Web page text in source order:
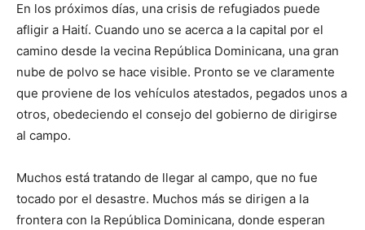
En los próximos días, una crisis de refugiados puede
afligir a Haití. Cuando uno se acerca a la capital por el
camino desde la vecina República Dominicana, una gran
nube de polvo se hace visible. Pronto se ve claramente
que proviene de los vehículos atestados, pegados unos a
otros, obedeciendo el consejo del gobierno de dirigirse
al campo.
Muchos está tratando de llegar al campo, que no fue
tocado por el desastre. Muchos más se dirigen a la
frontera con la República Dominicana, donde esperan